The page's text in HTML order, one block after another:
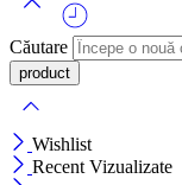
Căutare
Wishlist
Recent Vizualizate